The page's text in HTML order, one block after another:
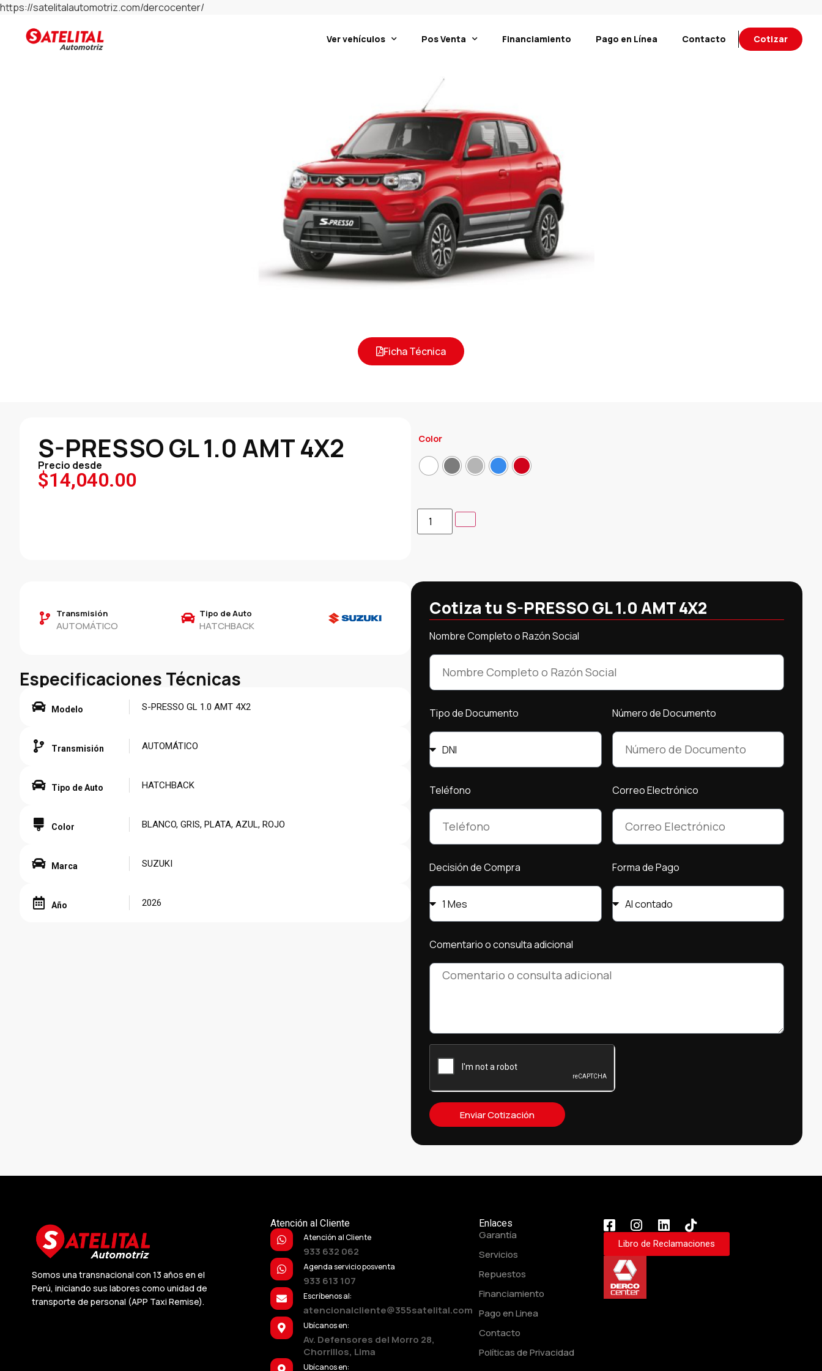
https://satelitalautomotriz.com/dercocenter/
Ver vehículos Pos Venta Financiamiento Pago en Línea Contacto Cotizar
Ficha Técnica
S-PRESSO GL 1.0 AMT 4X2
Precio desde
$14,040.00
Color
Transmisión
AUTOMÁTICO
Tipo de Auto
HATCHBACK
Especificaciones Técnicas
Modelo S-PRESSO GL 1.0 AMT 4X2
Transmisión AUTOMÁTICO
Tipo de Auto HATCHBACK
Color BLANCO, GRIS, PLATA, AZUL, ROJO
Marca SUZUKI
Año 2026
Cotiza tu S-PRESSO GL 1.0 AMT 4X2
Nombre Completo o Razón Social
Tipo de Documento Número de Documento
Teléfono Correo Electrónico
Decisión de Compra Forma de Pago
Comentario o consulta adicional
Enviar Cotización
Somos una transnacional con 13 años en el
Perú, iniciando sus labores como unidad de
transporte de personal (APP Taxi Remise).
Atención al Cliente
Atención al Cliente
933 632 062
Agenda servicio posventa
933 613 107
Escríbenos al:
atencionalcliente@355satelital.com
Ubícanos en:
Av. Defensores del Morro 28,
Chorrillos, Lima
Ubícanos en:
Enlaces
Garantía
Servicios
Repuestos
Financiamiento
Pago en Linea
Contacto
Políticas de Privacidad
Libro de Reclamaciones